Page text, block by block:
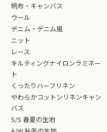
帆布・キャンバス
ウール
デニム・デニム風
ニット
レース
キルティングナイロンラミネー
ト
くったりハーフリネン
やわらかコットンリネンキャン
バス
S/S 春夏の生地